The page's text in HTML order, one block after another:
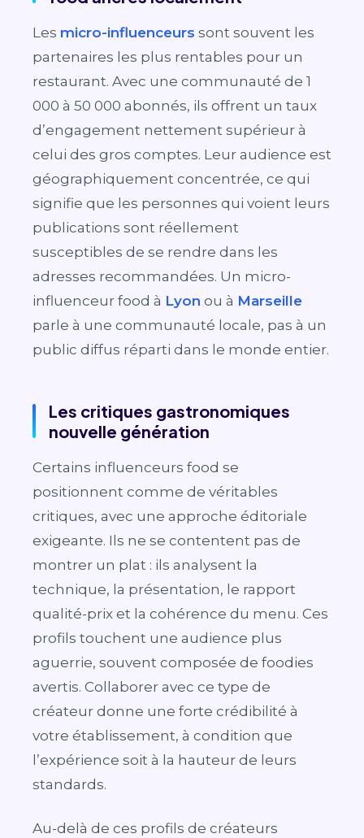
Les micro-influenceurs sont souvent les
partenaires les plus rentables pour un
restaurant. Avec une communauté de 1
000 à 50 000 abonnés, ils offrent un taux
d’engagement nettement supérieur à
celui des gros comptes. Leur audience est
géographiquement concentrée, ce qui
signifie que les personnes qui voient leurs
publications sont réellement
susceptibles de se rendre dans les
adresses recommandées. Un micro-
influenceur food à Lyon ou à Marseille
parle à une communauté locale, pas à un
public diffus réparti dans le monde entier.
Les critiques gastronomiques
nouvelle génération
Certains influenceurs food se
positionnent comme de véritables
critiques, avec une approche éditoriale
exigeante. Ils ne se contentent pas de
montrer un plat : ils analysent la
technique, la présentation, le rapport
qualité-prix et la cohérence du menu. Ces
profils touchent une audience plus
aguerrie, souvent composée de foodies
avertis. Collaborer avec ce type de
créateur donne une forte crédibilité à
votre établissement, à condition que
l’expérience soit à la hauteur de leurs
standards.
Au-delà de ces profils de créateurs